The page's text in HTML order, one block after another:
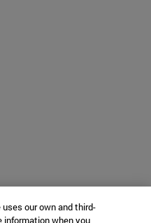
our own and third-
when you